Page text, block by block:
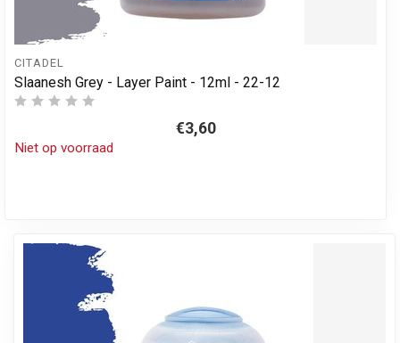
CITADEL
Slaanesh Grey - Layer Paint - 12ml - 22-12
€3,60
Niet op voorraad